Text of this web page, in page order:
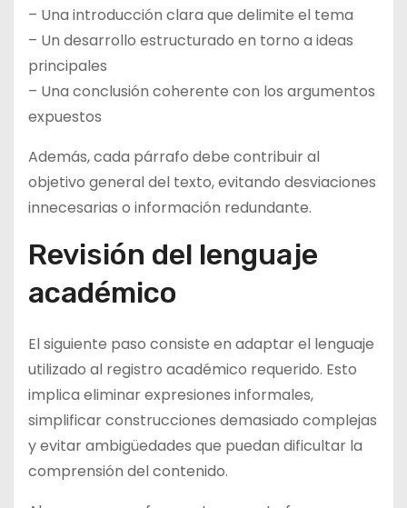
– Una introducción clara que delimite el tema
– Un desarrollo estructurado en torno a ideas
principales
– Una conclusión coherente con los argumentos
expuestos
Además, cada párrafo debe contribuir al
objetivo general del texto, evitando desviaciones
innecesarias o información redundante.
Revisión del lenguaje
académico
El siguiente paso consiste en adaptar el lenguaje
utilizado al registro académico requerido. Esto
implica eliminar expresiones informales,
simplificar construcciones demasiado complejas
y evitar ambigüedades que puedan dificultar la
comprensión del contenido.